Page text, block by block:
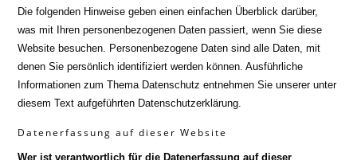
Die folgenden Hinweise geben einen einfachen Überblick darüber,
was mit Ihren personenbezogenen Daten passiert, wenn Sie diese
Website besuchen. Personenbezogene Daten sind alle Daten, mit
denen Sie persönlich identifiziert werden können. Ausführliche
Informationen zum Thema Datenschutz entnehmen Sie unserer unter
diesem Text aufgeführten Datenschutzerklärung.
Datenerfassung auf dieser Website
Wer ist verantwortlich für die Datenerfassung auf dieser